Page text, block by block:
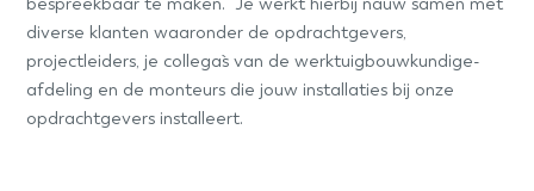
bespreekbaar te maken. Je werkt hierbij nauw samen met
diverse klanten waaronder de opdrachtgevers,
projectleiders, je collega`s van de werktuigbouwkundige-
afdeling en de monteurs die jouw installaties bij onze
opdrachtgevers installeert.